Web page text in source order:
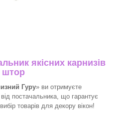
якісних карнизів
штор
Гуру» ви отримуєте
постачальника, що гарантує
товарів для декору вікон!​